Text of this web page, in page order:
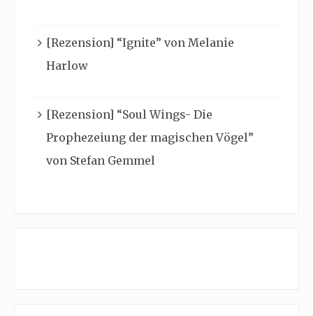
[Rezension] “Ignite” von Melanie
Harlow
[Rezension] “Soul Wings- Die
Prophezeiung der magischen Vögel”
von Stefan Gemmel